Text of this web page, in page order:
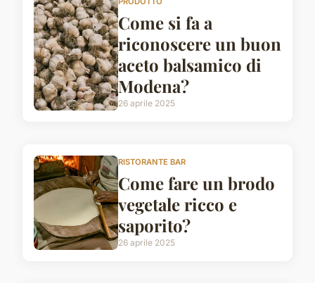
Come si fa a
riconoscere un buon
aceto balsamico di
Modena?
26 aprile 2025
RISTORANTE BAR
Come fare un brodo
vegetale ricco e
saporito?
26 aprile 2025